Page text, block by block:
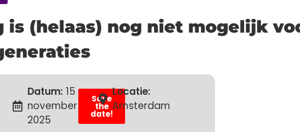
is (helaas) nog niet mogelijk
Datum: 15
november
2025
Save
the
date!
Locatie:
Amsterdam